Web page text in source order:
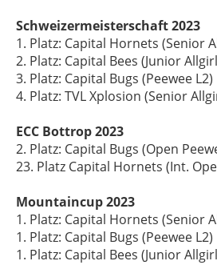
Schweizermeisterschaft 2023
1. Platz: Capital Hornets (Senior
2. Platz: Capital Bees (Junior
3. Platz: Capital Bugs (Peewee L2)
4. Platz: TVL Xplosion (Senior
ECC Bottrop 2023
2. Platz: Capital Bugs (Open
23. Platz Capital Hornets (Int.
Mountaincup 2023
1. Platz: Capital Hornets (Senior
1. Platz: Capital Bugs (Peewee L2)
1. Platz: Capital Bees (Junior